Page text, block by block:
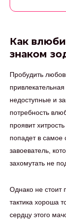
Как
знаком
Пробудить
недоступные и
потребность
проявит
попадет в самое
завоеватель,
захомутать не
Однако не стоит
тактика хороша
сердцу этого